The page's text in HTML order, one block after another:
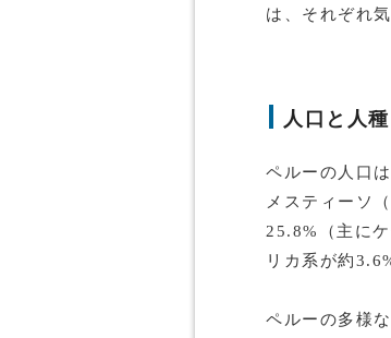
は、それぞれ
人口と人種
ペルーの人口
メスティーソ
25.8%（主に
リカ系が約
ペルーの多様